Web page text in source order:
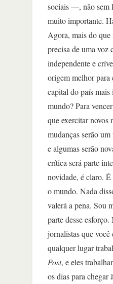
sociais —, não sem
muito importante.
Agora, mais do
precisa de uma voz
independente e
origem melhor para
capital do país
mundo? Para
que exercitar novos
mudanças serão
e algumas serão
crítica será parte
novidade, é claro.
o mundo. Nada
valerá a pena. Sou
parte desse
jornalistas que você
qualquer lugar
Post, e eles
os dias para chegar